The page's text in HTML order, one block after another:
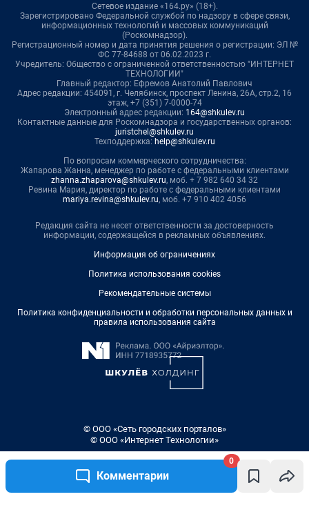
Комментарии
0
Сетевое издание «164.ру» (18+).
Зарегистрировано Федеральной службой по надзору в сфере связи,
информационных технологий и массовых коммуникаций
(Роскомнадзор).
Регистрационный номер и дата принятия решения о регистрации: ЭЛ №
ФС 77-84688 от 06.02.2023 г.
Учредитель: Общество с ограниченной ответственностью "ИНТЕРНЕТ
ТЕХНОЛОГИИ"
Главный редактор: Ефремов Анатолий Павлович
Адрес редакции: 454091, г. Челябинск, проспект Ленина, 26А, стр.2, 16
этаж, +7 (351) 7-0000-74
Электронный адрес редакции: 164@shkulev.ru
Контактные данные для Роскомнадзора и государственных органов:
juristchel@shkulev.ru
Техподдержка: help@shkulev.ru
По вопросам коммерческого сотрудничества:
Жапарова Жанна, менеджер по работе с федеральными клиентами
zhanna.zhaparova@shkulev.ru, моб. + 7 982 640 34 32
Ревина Мария, директор по работе с федеральными клиентами
mariya.revina@shkulev.ru, моб. +7 910 402 4056
Редакция сайта не несет ответственности за достоверность
информации, содержащейся в рекламных объявлениях.
Информация об ограничениях
Политика использования cookies
Рекомендательные системы
Политика конфиденциальности и обработки персональных данных и
правила использования сайта
© ООО «Сеть городских порталов»
© ООО «Интернет Технологии»